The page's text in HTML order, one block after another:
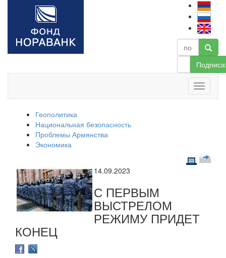
Геополитика
Национальная безопасность
Проблемы Армянства
Экономика
14.09.2023
С ПЕРВЫМ
ВЫСТРЕЛОМ
РЕЖИМУ ПРИДЕТ
КОНЕЦ